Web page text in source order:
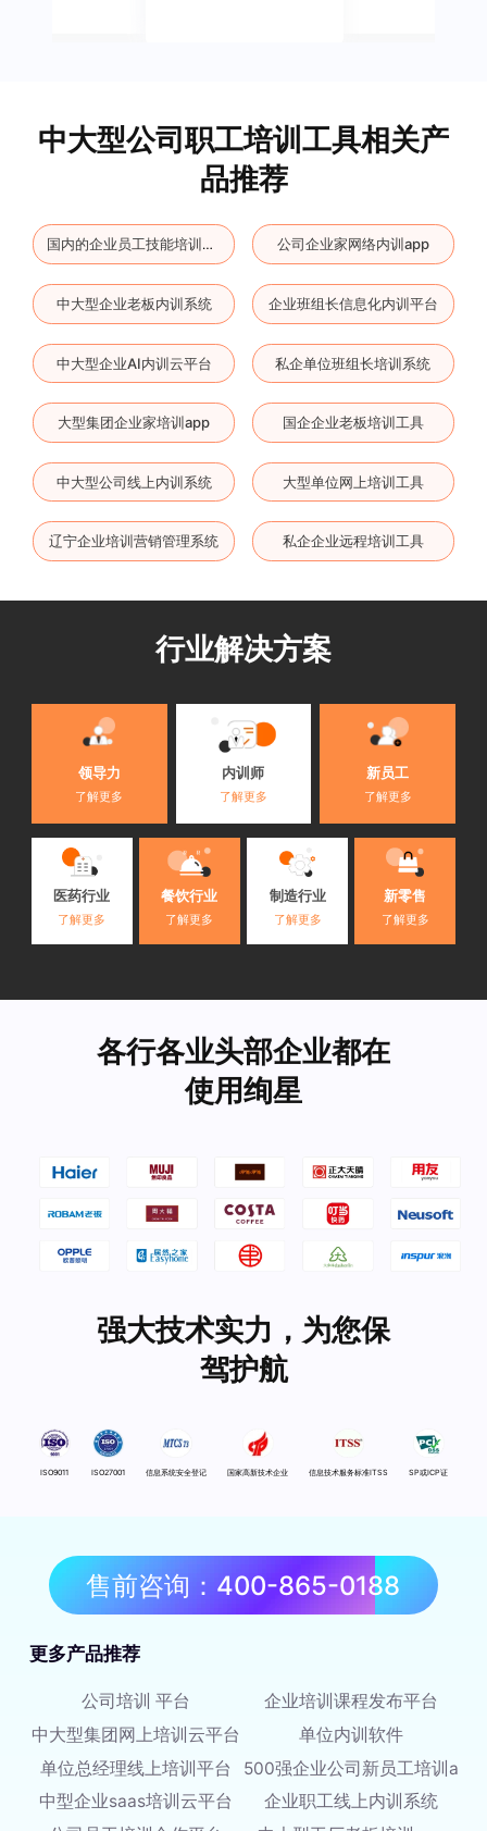
中大型公司职工培训工具相关产
品推荐
国内的企业员工技能培训系统 公司企业家网络内训app
中大型企业老板内训系统 企业班组长信息化内训平台
中大型企业AI内训云平台 私企单位班组长培训系统
大型集团企业家培训app 国企企业老板培训工具
中大型公司线上内训系统 大型单位网上培训工具
辽宁企业培训营销管理系统 私企企业远程培训工具
行业解决方案
领导力
了解更多
内训师
了解更多
新员工
了解更多
医药行业
了解更多
餐饮行业
了解更多
制造行业
了解更多
新零售
了解更多
各行各业头部企业都在
使用绚星
强大技术实力，为您保
驾护航
ISO9011 ISO27001 信息系统安全登记 国家高新技术企业 信息技术服务标准ITSS SP或ICP证
售前咨询：400-865-0188
更多产品推荐
公司培训 平台
企业培训课程发布平台
中大型集团网上培训云平台
单位内训软件
单位总经理线上培训平台
500强企业公司新员工培训app
中型企业saas培训云平台
企业职工线上内训系统